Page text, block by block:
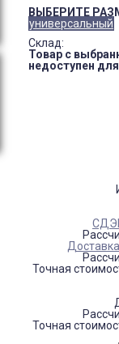
ВЫБЕРИТЕ
универсальный
Склад:
Товар с
недоступен
Точная
Точная